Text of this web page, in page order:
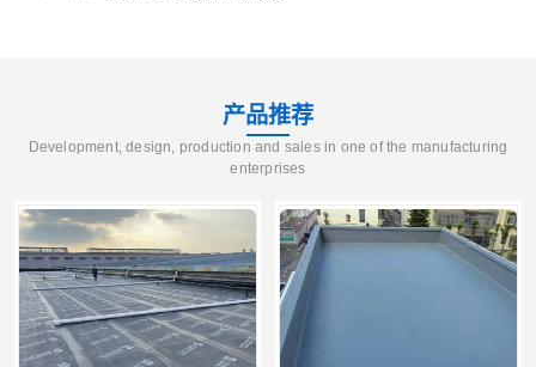
产品推荐
Development, design, production and sales in one of the manufacturing
enterprises